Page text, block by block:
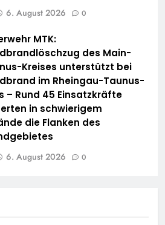
6. August 2026 0
MTK:
des Main-
Kreises unterstützt bei
im Rheingau-Taunus-
– Rund 45 Einsatzkräfte
in schwierigem
die Flanken des
6. August 2026 0